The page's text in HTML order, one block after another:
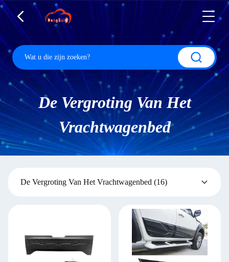
De Vergroting Van Het
Vrachtwagenbed
De Vergroting Van Het Vrachtwagenbed (16)